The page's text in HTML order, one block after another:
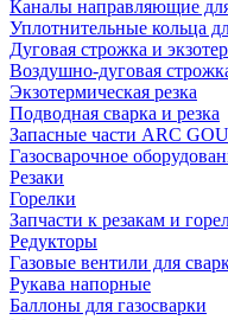
Каналы направляющие для
Уплотнительные кольца
Дуговая строжка и
Воздушно-дуговая
Экзотермическая резка
Подводная сварка и резка
Запасные части ARC
Газосварочное
Резаки
Горелки
Запчасти к резакам и
Редукторы
Газовые вентили для
Рукава напорные
Баллоны для газосварки